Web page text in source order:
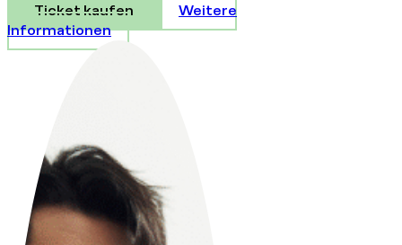
Ticket kaufen
Weitere
Informationen